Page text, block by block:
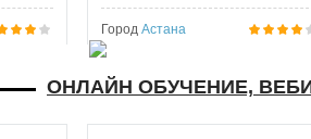
Город Астана
ОНЛАЙН ОБУЧЕНИЕ,